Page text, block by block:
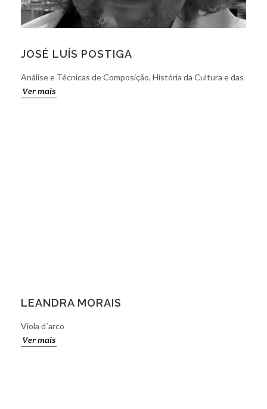
JOSÉ LUÍS POSTIGA
Análise e Técnicas de Composição, História da Cultura e das
Artes, Formação Musical
Ver mais
LEANDRA MORAIS
Viola d´arco
Ver mais